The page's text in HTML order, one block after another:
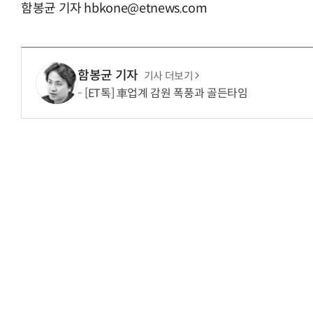
함봉균 기자 hbkone@etnews.com
함봉균 기자 기사 더보기
[ET톡] 車업계 감원 폭풍과 골든타임